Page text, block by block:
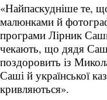
«Найпаскудніше те,
малюнками й
програми Лірник
чекають, що дядя Саша
поздоровить із
Саші й української
кривляються».